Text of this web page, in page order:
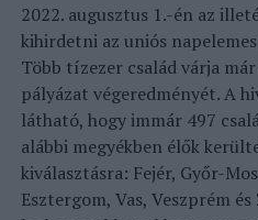
2022. augusztus 1.-én az
kihirdetni az uniós
Több tízezer család várja
pályázat végeredményét. A
látható, hogy immár 497
alábbi megyékben élők
kiválasztásra: Fejér, Győr-
Esztergom, Vas, Veszprém és